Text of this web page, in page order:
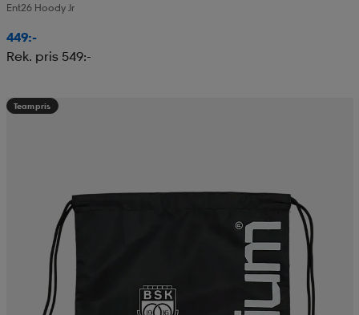
Ent26 Hoody Jr
449:-
Rek. pris 549:-
Teampris